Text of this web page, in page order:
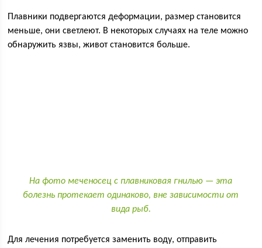
Плавники подвергаются деформации, размер становится
меньше, они светлеют. В некоторых случаях на теле можно
обнаружить язвы, живот становится больше.
На фото меченосец с плавниковая гнилью — эта
болезнь протекает одинаково, вне зависимости от
вида рыб.
Для лечения потребуется заменить воду, отправить